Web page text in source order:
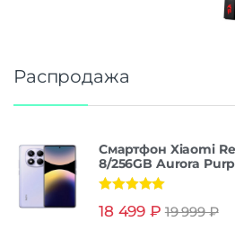
Распродажа
Смартфон Xiaomi
8/256GB Aurora
из 5
18 499 ₽ 19 999₽